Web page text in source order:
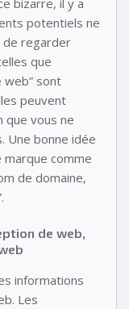
bizarre, il y a
potentiels ne
de regarder
que
web” sont
peuvent
que vous ne
Une bonne idée
comme
de domaine,
de web,
informations
Les